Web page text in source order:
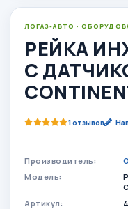
ЛОГАЗ-АВТО ·
РЕЙКА
С
1 отзывов
Производитель:
Модель:
Артикул: